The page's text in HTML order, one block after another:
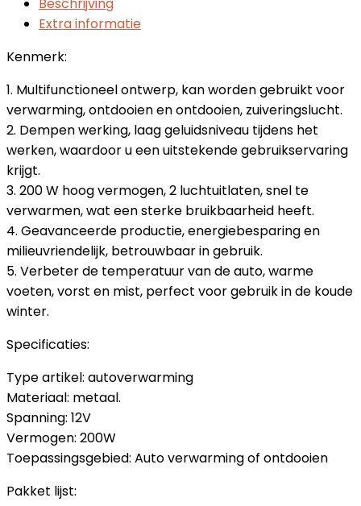
Extra informatie
Kenmerk:
1. Multifunctioneel ontwerp, kan worden gebruikt voor
verwarming, ontdooien en ontdooien, zuiveringslucht.
2. Dempen werking, laag geluidsniveau tijdens het
werken, waardoor u een uitstekende gebruikservaring
krijgt.
3. 200 W hoog vermogen, 2 luchtuitlaten, snel te
verwarmen, wat een sterke bruikbaarheid heeft.
4. Geavanceerde productie, energiebesparing en
milieuvriendelijk, betrouwbaar in gebruik.
5. Verbeter de temperatuur van de auto, warme
voeten, vorst en mist, perfect voor gebruik in de koude
winter.
Specificaties:
Type artikel: autoverwarming
Materiaal: metaal.
Spanning: 12V
Vermogen: 200W
Toepassingsgebied: Auto verwarming of ontdooien
Pakket lijst: